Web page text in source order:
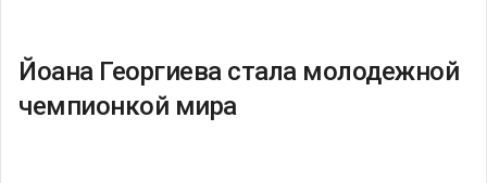
Йоана Георгиева стала молодежной
чемпионкой мира